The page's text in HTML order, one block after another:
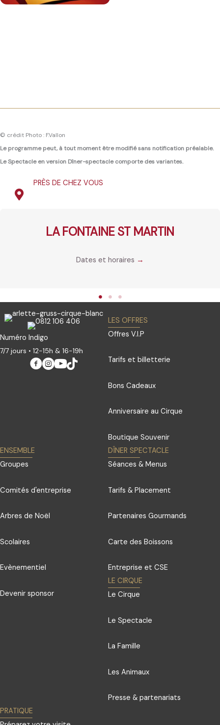
© crédit Photo : F.Vallon
Le programme peut, à tout moment être modifié sans notification préalable.
Le Spectacle en version Dîner-spectacle comporte des variantes.
PRÈS DE CHEZ VOUS
LA FONTAINE ST MARTIN
Dates et horaires →
Numéro Indigo
7/7 jours • 12-15h & 16-19h
LES OFFRES
Offres V.I.P
Tarifs et billetterie
Bons Cadeaux
Anniversaire au Cirque
Boutique Souvenir
ENSEMBLE
Groupes
Comités d'entreprise
Arbres de Noël
Scolaires
Evènementiel
Devenir sponsor
DÎNER SPECTACLE
Séances & Menus
Tarifs & Placement
Partenaires Gourmands
Carte des Boissons
Entreprise et CSE
LE CIRQUE
Le Cirque
Le Spectacle
La Famille
Les Animaux
Presse & partenariats
PRATIQUE